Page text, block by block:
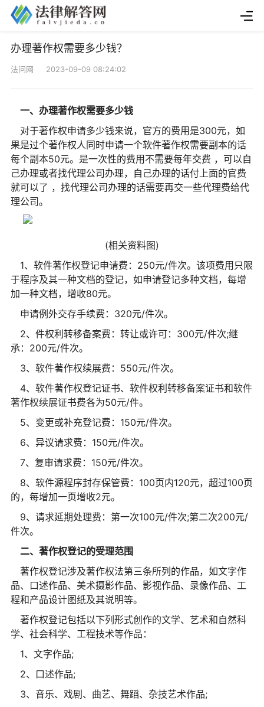
办理著作权需要多少钱？
法问网 2023-09-09 08:24:02
一、办理著作权需要多少钱
对于著作权申请多少钱来说，官方的费用是300元，如
果是过个著作权人同时申请一个软件著作权需要副本的话
每个副本50元。是一次性的费用不需要每年交费 ，可以自
己办理或者找代理公司办理，自己办理的话付上面的官费
就可以了 ，找代理公司办理的话需要再交一些代理费给代
理公司。
(相关资料图)
1、软件著作权登记申请费：250元/件次。该项费用只限
于程序及其一种文档的登记，如申请登记多种文档，每增
加一种文档，增收80元。
申请例外交存手续费：320元/件次。
2、件权利转移备案费：转让或许可：300元/件次;继
承：200元/件次。
3、软件著作权续展费：550元/件次。
4、软件著作权登记证书、软件权利转移备案证书和软件
著作权续展证书费各为50元/件。
5、变更或补充登记费：150元/件次。
6、异议请求费：150元/件次。
7、复审请求费：150元/件次。
8、软件源程序封存保管费：100页内120元，超过100页
的，每增加一页增收2元。
9、请求延期处理费：第一次100元/件次;第二次200元/
件次。
二、著作权登记的受理范围
著作权登记涉及著作权法第三条所列的作品，如文字作
品、口述作品、美术摄影作品、影视作品、录像作品、工
程和产品设计图纸及其说明等。
著作权登记包括以下列形式创作的文学、艺术和自然科
学、社会科学、工程技术等作品：
1、文字作品;
2、口述作品;
3、音乐、戏剧、曲艺、舞蹈、杂技艺术作品;